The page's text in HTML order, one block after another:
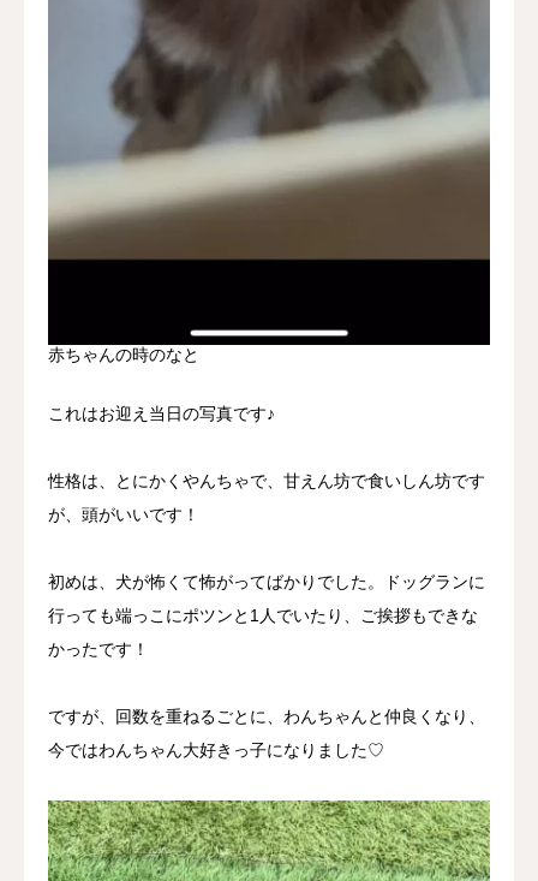
赤ちゃんの時のなと
これはお迎え当日の写真です♪
性格は、とにかくやんちゃで、甘えん坊で食いしん坊です
が、頭がいいです！
初めは、犬が怖くて怖がってばかりでした。ドッグランに
行っても端っこにポツンと1人でいたり、ご挨拶もできな
かったです！
ですが、回数を重ねるごとに、わんちゃんと仲良くなり、
今ではわんちゃん大好きっ子になりました♡